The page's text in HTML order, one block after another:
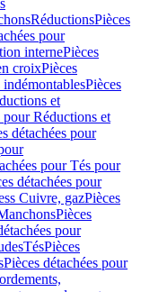
RéductionsPièces
pour
internePièces
croixPièces
Pièces
et
pour Réductions et
détachées pour
pour Tés pour
détachées pour
Cuivre, gazPièces
Pièces
pour
TésPièces
Pièces détachées pour